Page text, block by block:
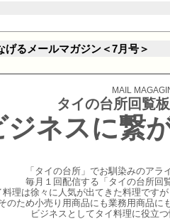
げるメールマガジン＜7月号＞